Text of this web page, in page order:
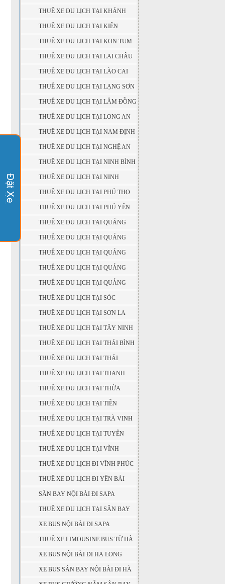
MINH
THUÊ XE DU LỊCH TẠI KHÁNH
HÒA
THUÊ XE DU LỊCH TẠI KIÊN
GIANG
THUÊ XE DU LỊCH TẠI KON TUM
THUÊ XE DU LỊCH TẠI LAI CHÂU
THUÊ XE DU LỊCH TẠI LÀO CAI
THUÊ XE DU LỊCH TẠI LẠNG SƠN
THUÊ XE DU LỊCH TẠI LÂM ĐỒNG
THUÊ XE DU LỊCH TẠI LONG AN
THUÊ XE DU LỊCH TẠI NAM ĐỊNH
THUÊ XE DU LỊCH TẠI NGHỆ AN
THUÊ XE DU LỊCH TẠI NINH BÌNH
THUÊ XE DU LỊCH TẠI NINH
THUẬN
THUÊ XE DU LỊCH TẠI PHÚ THỌ
THUÊ XE DU LỊCH TẠI PHÚ YÊN
THUÊ XE DU LỊCH TẠI QUẢNG
BÌNH
THUÊ XE DU LỊCH TẠI QUẢNG
NAM
THUÊ XE DU LỊCH TẠI QUẢNG
NGÃI
THUÊ XE DU LỊCH TẠI QUẢNG
NINH
THUÊ XE DU LỊCH TẠI QUẢNG
TRỊ
THUÊ XE DU LỊCH TẠI SÓC
TRĂNG
THUÊ XE DU LỊCH TẠI SƠN LA
THUÊ XE DU LỊCH TẠI TÂY NINH
THUÊ XE DU LỊCH TẠI THÁI BÌNH
THUÊ XE DU LỊCH TẠI THÁI
NGUYÊN
THUÊ XE DU LỊCH TẠI THANH
HÓA
THUÊ XE DU LỊCH TẠI THỪA
THIÊN - HUẾ
THUÊ XE DU LỊCH TẠI TIỀN
GIANG
THUÊ XE DU LỊCH TẠI TRÀ VINH
THUÊ XE DU LỊCH TẠI TUYÊN
QUANG
THUÊ XE DU LỊCH TẠI VĨNH
LONG
THUÊ XE DU LỊCH ĐI VĨNH PHÚC
THUÊ XE DU LỊCH ĐI YÊN BÁI
SÂN BAY NỘI BÀI ĐI SAPA
THUÊ XE DU LỊCH TẠI SÂN BAY
NỘI BÀI
XE BUS NỘI BÀI ĐI SAPA
THUÊ XE LIMOUSINE BUS TỪ HÀ
NỘI ( SÂN BAY NỘI BÀI ) ĐI SAPA
XE BUS NỘI BÀI ĐI HẠ LONG
XE BUS SÂN BAY NỘI BÀI ĐI HÀ
GIANG